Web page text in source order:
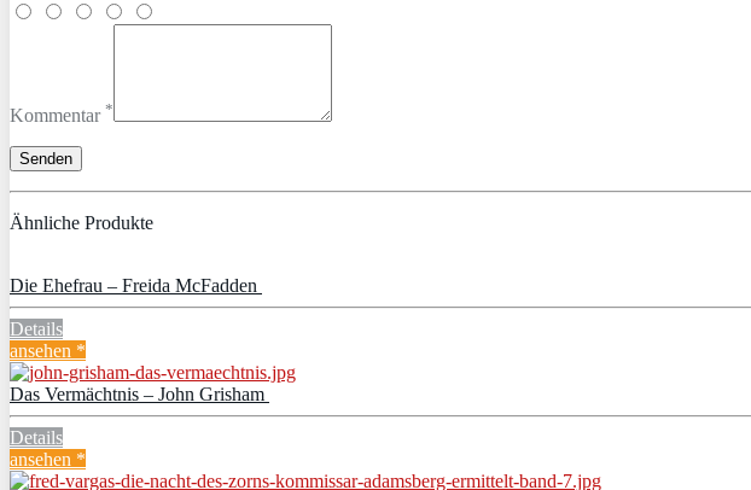
Kommentar *
Ähnliche Produkte
Die Ehefrau – Freida McFadden
Details
ansehen *
Das Vermächtnis – John Grisham
Details
ansehen *